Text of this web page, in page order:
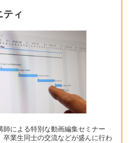
ティ
師による特別な動画編集セミナー
卒業生同士の交流などが盛んに行わ